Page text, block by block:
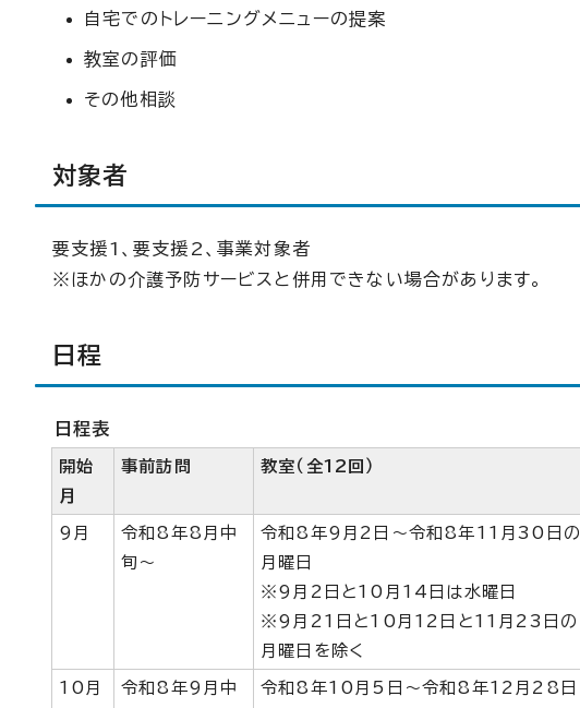
自宅でのトレーニングメニューの提案
教室の評価
その他相談
対象者
要支援1、要支援2、事業対象者
※ほかの介護予防サービスと併用できない場合があります。
日程
日程表
開始
月
事前訪問 教室（全12回）
9月
令和8年8月中
旬～
令和8年9月2日～令和8年11月30日の
月曜日
※9月2日と10月14日は水曜日
※9月21日と10月12日と11月23日の
月曜日を除く
10月
令和8年9月中
令和8年10月5日～令和8年12月28日